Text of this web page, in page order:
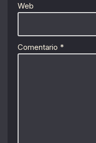
Web
Comentario *